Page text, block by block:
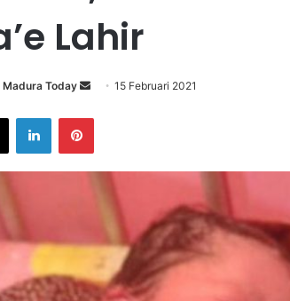
Lahir
Today
d
a
i
15 Februari 2021